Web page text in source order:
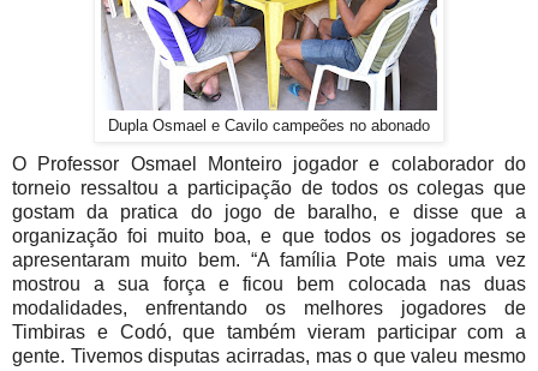
Dupla Osmael e Cavilo campeões no abonado
O Professor Osmael Monteiro jogador e colaborador do
torneio ressaltou a participação de todos os colegas que
gostam da pratica do jogo de baralho, e disse que a
organização foi muito boa, e que todos os jogadores se
apresentaram muito bem. “A família Pote mais uma vez
mostrou a sua força e ficou bem colocada nas duas
modalidades, enfrentando os melhores jogadores de
Timbiras e Codó, que também vieram participar com a
gente. Tivemos disputas acirradas, mas o que valeu mesmo